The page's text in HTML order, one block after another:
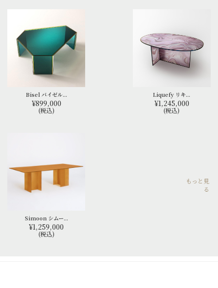
Bisel バイゼル...
¥899,000
(税込)
Liquefy リキ...
¥1,245,000
(税込)
Simoon シムー...
¥1,259,000
(税込)
もっと見
る